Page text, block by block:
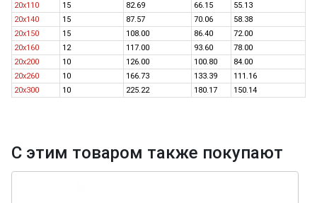
20х110
15 82.69 66.15
55.13
20х140
15 87.57 70.06
58.38
20х150
15 108.00 86.40
72.00
20х160
12 117.00 93.60
78.00
20х200
10 126.00 100.80
84.00
20х260
10 166.73 133.39
111.16
20х300
10 225.22 180.17 150.14
С этим товаром также покупают